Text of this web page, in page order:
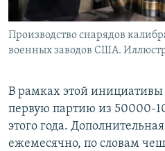
Производство снарядов
военных заводов США.
В рамках этой
первую партию из 50000-
этого года.
ежемесячно, по словам